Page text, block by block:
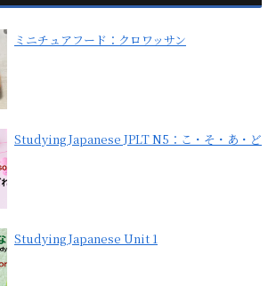
ミニチュアフード：クロワッサン
Studying Japanese JPLT N5：こ・そ・あ・ど
Studying Japanese Unit 1